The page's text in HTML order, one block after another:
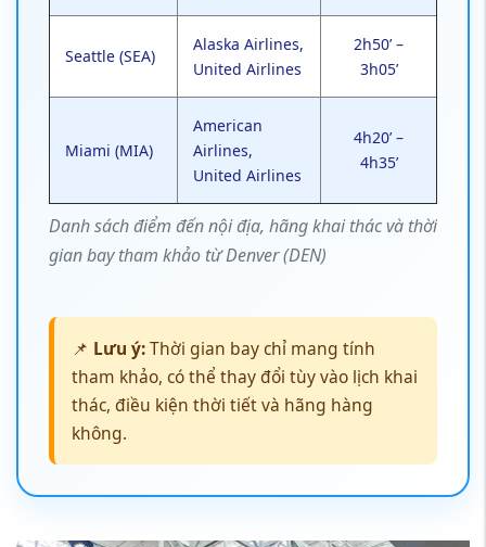
Danh sách điểm đến nội địa, hãng khai thác và thời
gian bay tham khảo từ Denver (DEN)
Seattle (SEA)
Alaska Airlines,
United Airlines
2h50’ –
3h05’
Miami (MIA)
American
Airlines,
United Airlines
4h20’ –
4h35’
📌 Lưu ý:Thời gian bay chỉ mang tính
tham khảo, có thể thay đổi tùy vào lịch khai
thác, điều kiện thời tiết và hãng hàng
không.